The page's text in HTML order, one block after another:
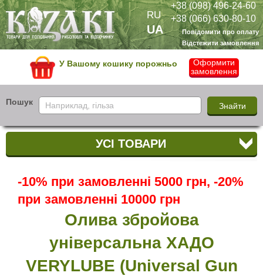
+38 (098) 496-24-60
+38 (066) 630-80-10
Повідомити про оплату
Відстежити замовлення
RU
UA
У Вашому кошику порожньо
Оформити
замовлення
Пошук
УСІ ТОВАРИ
-10% при замовленні 5000 грн, -20%
при замовленні 10000 грн
Олива збройова
універсальна ХАДО
VERYLUBE (Universal Gun